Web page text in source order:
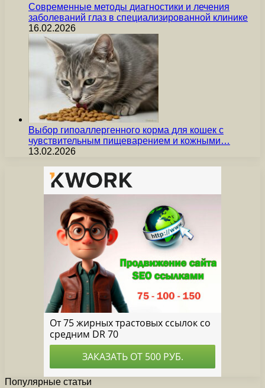
Современные методы диагностики и лечения
заболеваний глаз в специализированной клинике
16.02.2026
Выбор гипоаллергенного корма для кошек с
чувствительным пищеварением и кожными…
13.02.2026
Популярные статьи